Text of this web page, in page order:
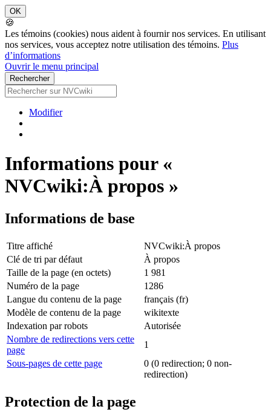
🍪
Les témoins (cookies) nous aident à fournir nos services. En utilisant
nos services, vous acceptez notre utilisation des témoins. Plus
d’informations
Ouvrir le menu principal
Modifier
Informations pour «
NVCwiki:À propos »
Informations de base
Titre affiché
NVCwiki:À propos
Clé de tri par défaut
À propos
Taille de la page (en octets)
1 981
Numéro de la page
1286
Langue du contenu de la page
français (fr)
Modèle de contenu de la page
wikitexte
Indexation par robots
Autorisée
Nombre de redirections vers cette
page
1
Sous-pages de cette page
0 (0 redirection; 0 non-
redirection)
Protection de la page